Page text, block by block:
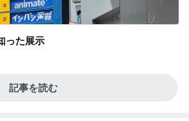
った展示
記事を読む